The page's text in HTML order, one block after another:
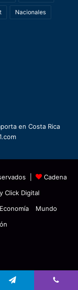
Nacionales
en Costa Rica
|
Cadena
Click Digital
Economía
Mundo